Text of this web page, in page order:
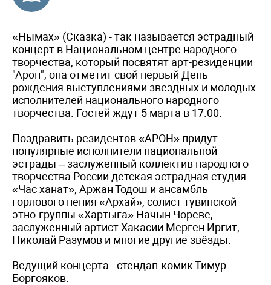
«Нымах» (Сказка) - так называется эстрадный
концерт в Национальном центре народного
творчества, который посвятят арт-резиденции
"Арон", она отметит свой первый День
рождения выступлениями звездных и молодых
исполнителей национального народного
творчества. Гостей ждут 5 марта в 17.00.
Поздравить резидентов «АРОН» придут
популярные исполнители национальной
эстрады – заслуженный коллектив народного
творчества России детская эстрадная студия
«Час ханат», Аржан Тодош и ансамбль
горлового пения «Архай», солист тувинской
этно-группы «Хартыга» Начын Чореве,
заслуженный артист Хакасии Мерген Иргит,
Николай Разумов и многие другие звёзды.
Ведущий концерта - стендап-комик Тимур
Боргояков.